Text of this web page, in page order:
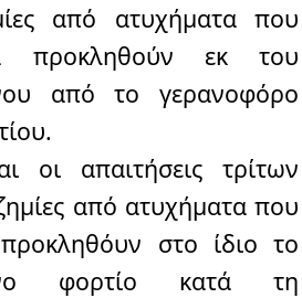
από ατυχήματα που
προκληθούν εκ του
από το γερανοφόρο
οι απαιτήσεις τρίτων
από ατυχήματα που
στο ίδιο το
φορτίο κατά τη